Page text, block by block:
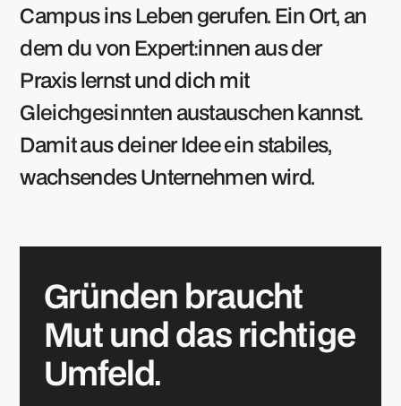
Campus ins Leben gerufen. Ein Ort, an
dem du von Expert:innen aus der
Praxis lernst und dich mit
Gleichgesinnten austauschen kannst.
Damit aus deiner Idee ein stabiles,
wachsendes Unternehmen wird.
Gründen braucht
Mut und das richtige
Umfeld.